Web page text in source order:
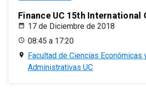
Finance UC 15th International
17 de Diciembre de 2018
08:45 a 17:20
Facultad de Ciencias Económicas
Administrativas UC